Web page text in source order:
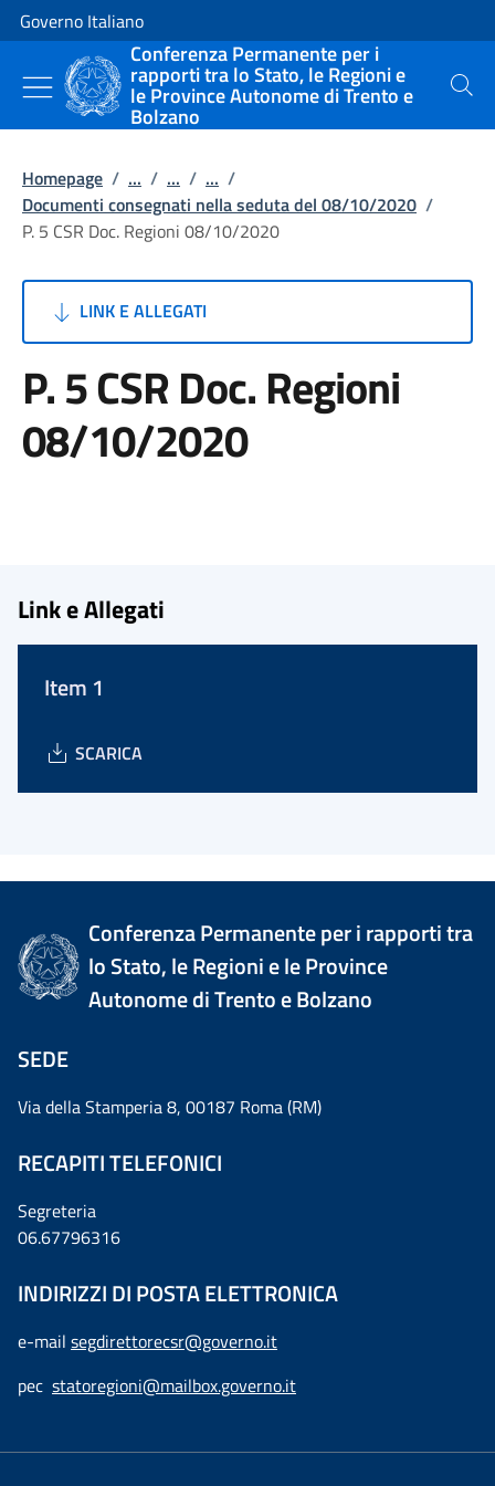
Vai al contenuto
Vai alla navigazione del sito
Governo Italiano
Conferenza Permanente per i
rapporti tra lo Stato, le Regioni e
le Province Autonome di Trento e
Bolzano
Cerca
Homepage / ... / ... / ... /
Documenti consegnati nella seduta del 08/10/2020 /
P. 5 CSR Doc. Regioni 08/10/2020
LINK E ALLEGATI
P. 5 CSR Doc. Regioni
08/10/2020
Link e Allegati
Item 1
SCARICA
Conferenza Permanente per i rapporti tra
lo Stato, le Regioni e le Province
Autonome di Trento e Bolzano
SEDE
Via della Stamperia 8, 00187 Roma (RM)
RECAPITI TELEFONICI
Segreteria
06.67796316
INDIRIZZI DI POSTA ELETTRONICA
e-mail segdirettorecsr@governo.it
pec statoregioni@mailbox.governo.it